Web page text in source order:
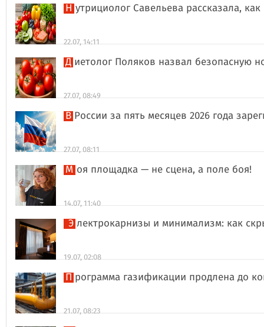
Нутрициолог Савельева рассказала,
22.07, 14:11
Диетолог Поляков назвал безопасную
27.07, 08:49
В России за пять месяцев 2026 года
27.07, 08:11
Моя площадка — не сцена, а поле боя!
14.07, 11:40
Электрокарнизы и минимализм: как
19.07, 02:08
Программа газификации продлена до
21.07, 08:23